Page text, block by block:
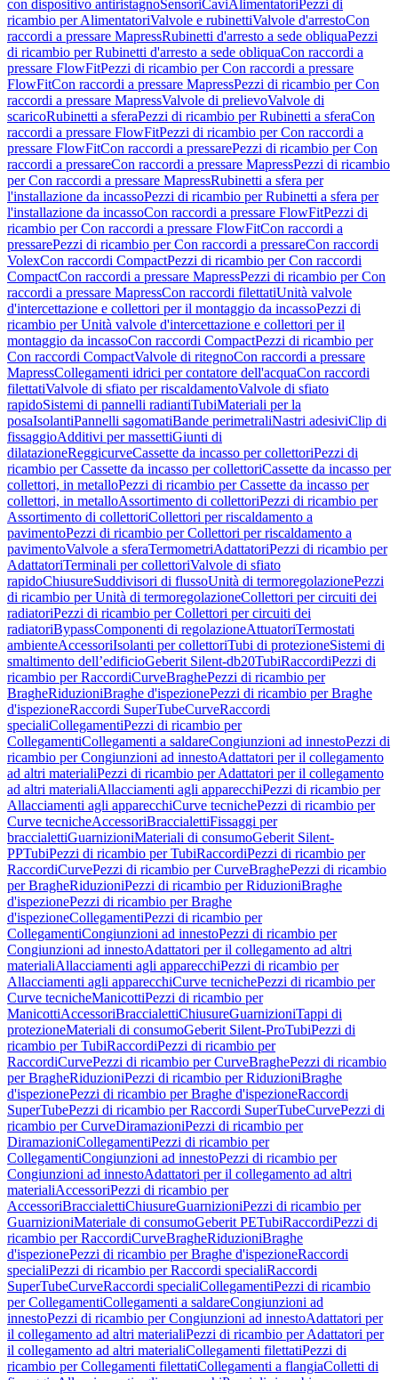
con dispositivo antiristagnoSensoriCaviAlimentatori Pezzi di
ricambio per AlimentatoriValvole e rubinettiValvole d'arrestoCon
raccordi a pressare MapressRubinetti d'arresto a sede obliquaPezzi
di ricambio per Rubinetti d'arresto a sede obliquaCon raccordi a
pressare FlowFitPezzi di ricambio per Con raccordi a pressare
FlowFitCon raccordi a pressare MapressPezzi di ricambio per Con
raccordi a pressare MapressValvole di prelievoValvole di
scaricoRubinetti a sferaPezzi di ricambio per Rubinetti a sferaCon
raccordi a pressare FlowFitPezzi di ricambio per Con raccordi a
pressare FlowFitCon raccordi a pressarePezzi di ricambio per Con
raccordi a pressareCon raccordi a pressare MapressPezzi di ricambio
per Con raccordi a pressare MapressRubinetti a sfera per
l'installazione da incassoPezzi di ricambio per Rubinetti a sfera per
l'installazione da incassoCon raccordi a pressare FlowFitPezzi di
ricambio per Con raccordi a pressare FlowFitCon raccordi a
pressarePezzi di ricambio per Con raccordi a pressareCon raccordi
VolexCon raccordi CompactPezzi di ricambio per Con raccordi
CompactCon raccordi a pressare MapressPezzi di ricambio per Con
raccordi a pressare MapressCon raccordi filettatiUnità valvole
d'intercettazione e collettori per il montaggio da incassoPezzi di
ricambio per Unità valvole d'intercettazione e collettori per il
montaggio da incassoCon raccordi CompactPezzi di ricambio per
Con raccordi CompactValvole di ritegnoCon raccordi a pressare
MapressCollegamenti idrici per contatore dell'acquaCon raccordi
filettatiValvole di sfiato per riscaldamentoValvole di sfiato
rapidoSistemi di pannelli radiantiTubiMateriali per la
posaIsolantiPannelli sagomatiBande perimetraliNastri adesiviClip di
fissaggioAdditivi per massettiGiunti di
dilatazioneReggicurveCassette da incasso per collettoriPezzi di
ricambio per Cassette da incasso per collettoriCassette da incasso per
collettori, in metalloPezzi di ricambio per Cassette da incasso per
collettori, in metalloAssortimento di collettoriPezzi di ricambio per
Assortimento di collettoriCollettori per riscaldamento a
pavimentoPezzi di ricambio per Collettori per riscaldamento a
pavimentoValvole a sferaTermometriAdattatoriPezzi di ricambio per
AdattatoriTerminali per collettoriValvole di sfiato
rapidoChiusureSuddivisori di flussoUnità di termoregolazionePezzi
di ricambio per Unità di termoregolazioneCollettori per circuiti dei
radiatoriPezzi di ricambio per Collettori per circuiti dei
radiatoriBypassComponenti di regolazioneAttuatoriTermostati
ambienteAccessoriIsolanti per collettoriTubi di protezioneSistemi di
smaltimento dell’edificioGeberit Silent-db20TubiRaccordiPezzi di
ricambio per RaccordiCurveBraghePezzi di ricambio per
BragheRiduzioniBraghe d'ispezionePezzi di ricambio per Braghe
d'ispezioneRaccordi SuperTubeCurveRaccordi
specialiCollegamentiPezzi di ricambio per
CollegamentiCollegamenti a saldareCongiunzioni ad innestoPezzi di
ricambio per Congiunzioni ad innestoAdattatori per il collegamento
ad altri materialiPezzi di ricambio per Adattatori per il collegamento
ad altri materialiAllacciamenti agli apparecchiPezzi di ricambio per
Allacciamenti agli apparecchiCurve tecnichePezzi di ricambio per
Curve tecnicheAccessoriBraccialettiFissaggi per
braccialettiGuarnizioniMateriali di consumoGeberit Silent-
PPTubiPezzi di ricambio per TubiRaccordiPezzi di ricambio per
RaccordiCurvePezzi di ricambio per CurveBraghePezzi di ricambio
per BragheRiduzioniPezzi di ricambio per RiduzioniBraghe
d'ispezionePezzi di ricambio per Braghe
d'ispezioneCollegamentiPezzi di ricambio per
CollegamentiCongiunzioni ad innestoPezzi di ricambio per
Congiunzioni ad innestoAdattatori per il collegamento ad altri
materialiAllacciamenti agli apparecchiPezzi di ricambio per
Allacciamenti agli apparecchiCurve tecnichePezzi di ricambio per
Curve tecnicheManicottiPezzi di ricambio per
ManicottiAccessoriBraccialettiChiusureGuarnizioniTappi di
protezioneMateriali di consumoGeberit Silent-ProTubiPezzi di
ricambio per TubiRaccordiPezzi di ricambio per
RaccordiCurvePezzi di ricambio per CurveBraghePezzi di ricambio
per BragheRiduzioniPezzi di ricambio per RiduzioniBraghe
d'ispezionePezzi di ricambio per Braghe d'ispezioneRaccordi
SuperTubePezzi di ricambio per Raccordi SuperTubeCurvePezzi di
ricambio per CurveDiramazioniPezzi di ricambio per
DiramazioniCollegamentiPezzi di ricambio per
CollegamentiCongiunzioni ad innestoPezzi di ricambio per
Congiunzioni ad innestoAdattatori per il collegamento ad altri
materialiAccessoriPezzi di ricambio per
AccessoriBraccialettiChiusureGuarnizioniPezzi di ricambio per
GuarnizioniMateriale di consumoGeberit PETubiRaccordiPezzi di
ricambio per RaccordiCurveBragheRiduzioniBraghe
d'ispezionePezzi di ricambio per Braghe d'ispezioneRaccordi
specialiPezzi di ricambio per Raccordi specialiRaccordi
SuperTubeCurveRaccordi specialiCollegamentiPezzi di ricambio
per CollegamentiCollegamenti a saldareCongiunzioni ad
innestoPezzi di ricambio per Congiunzioni ad innestoAdattatori per
il collegamento ad altri materialiPezzi di ricambio per Adattatori per
il collegamento ad altri materialiCollegamenti filettatiPezzi di
ricambio per Collegamenti filettatiCollegamenti a flangiaColletti di